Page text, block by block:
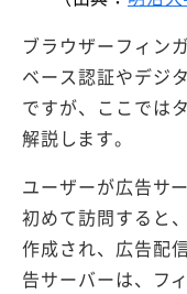
ブラウザーフィン
ベース認証やデジ
ですが、ここでは
解説します。
ユーザーが広告サ
初めて訪問すると
作成され、広告配
告サーバーは、フ